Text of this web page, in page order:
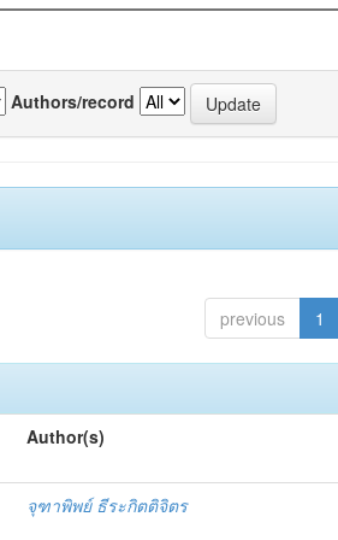
Authors/record
previous 1
Author(s)
จุฑาพิพย์ ธีระกิตติจิตร